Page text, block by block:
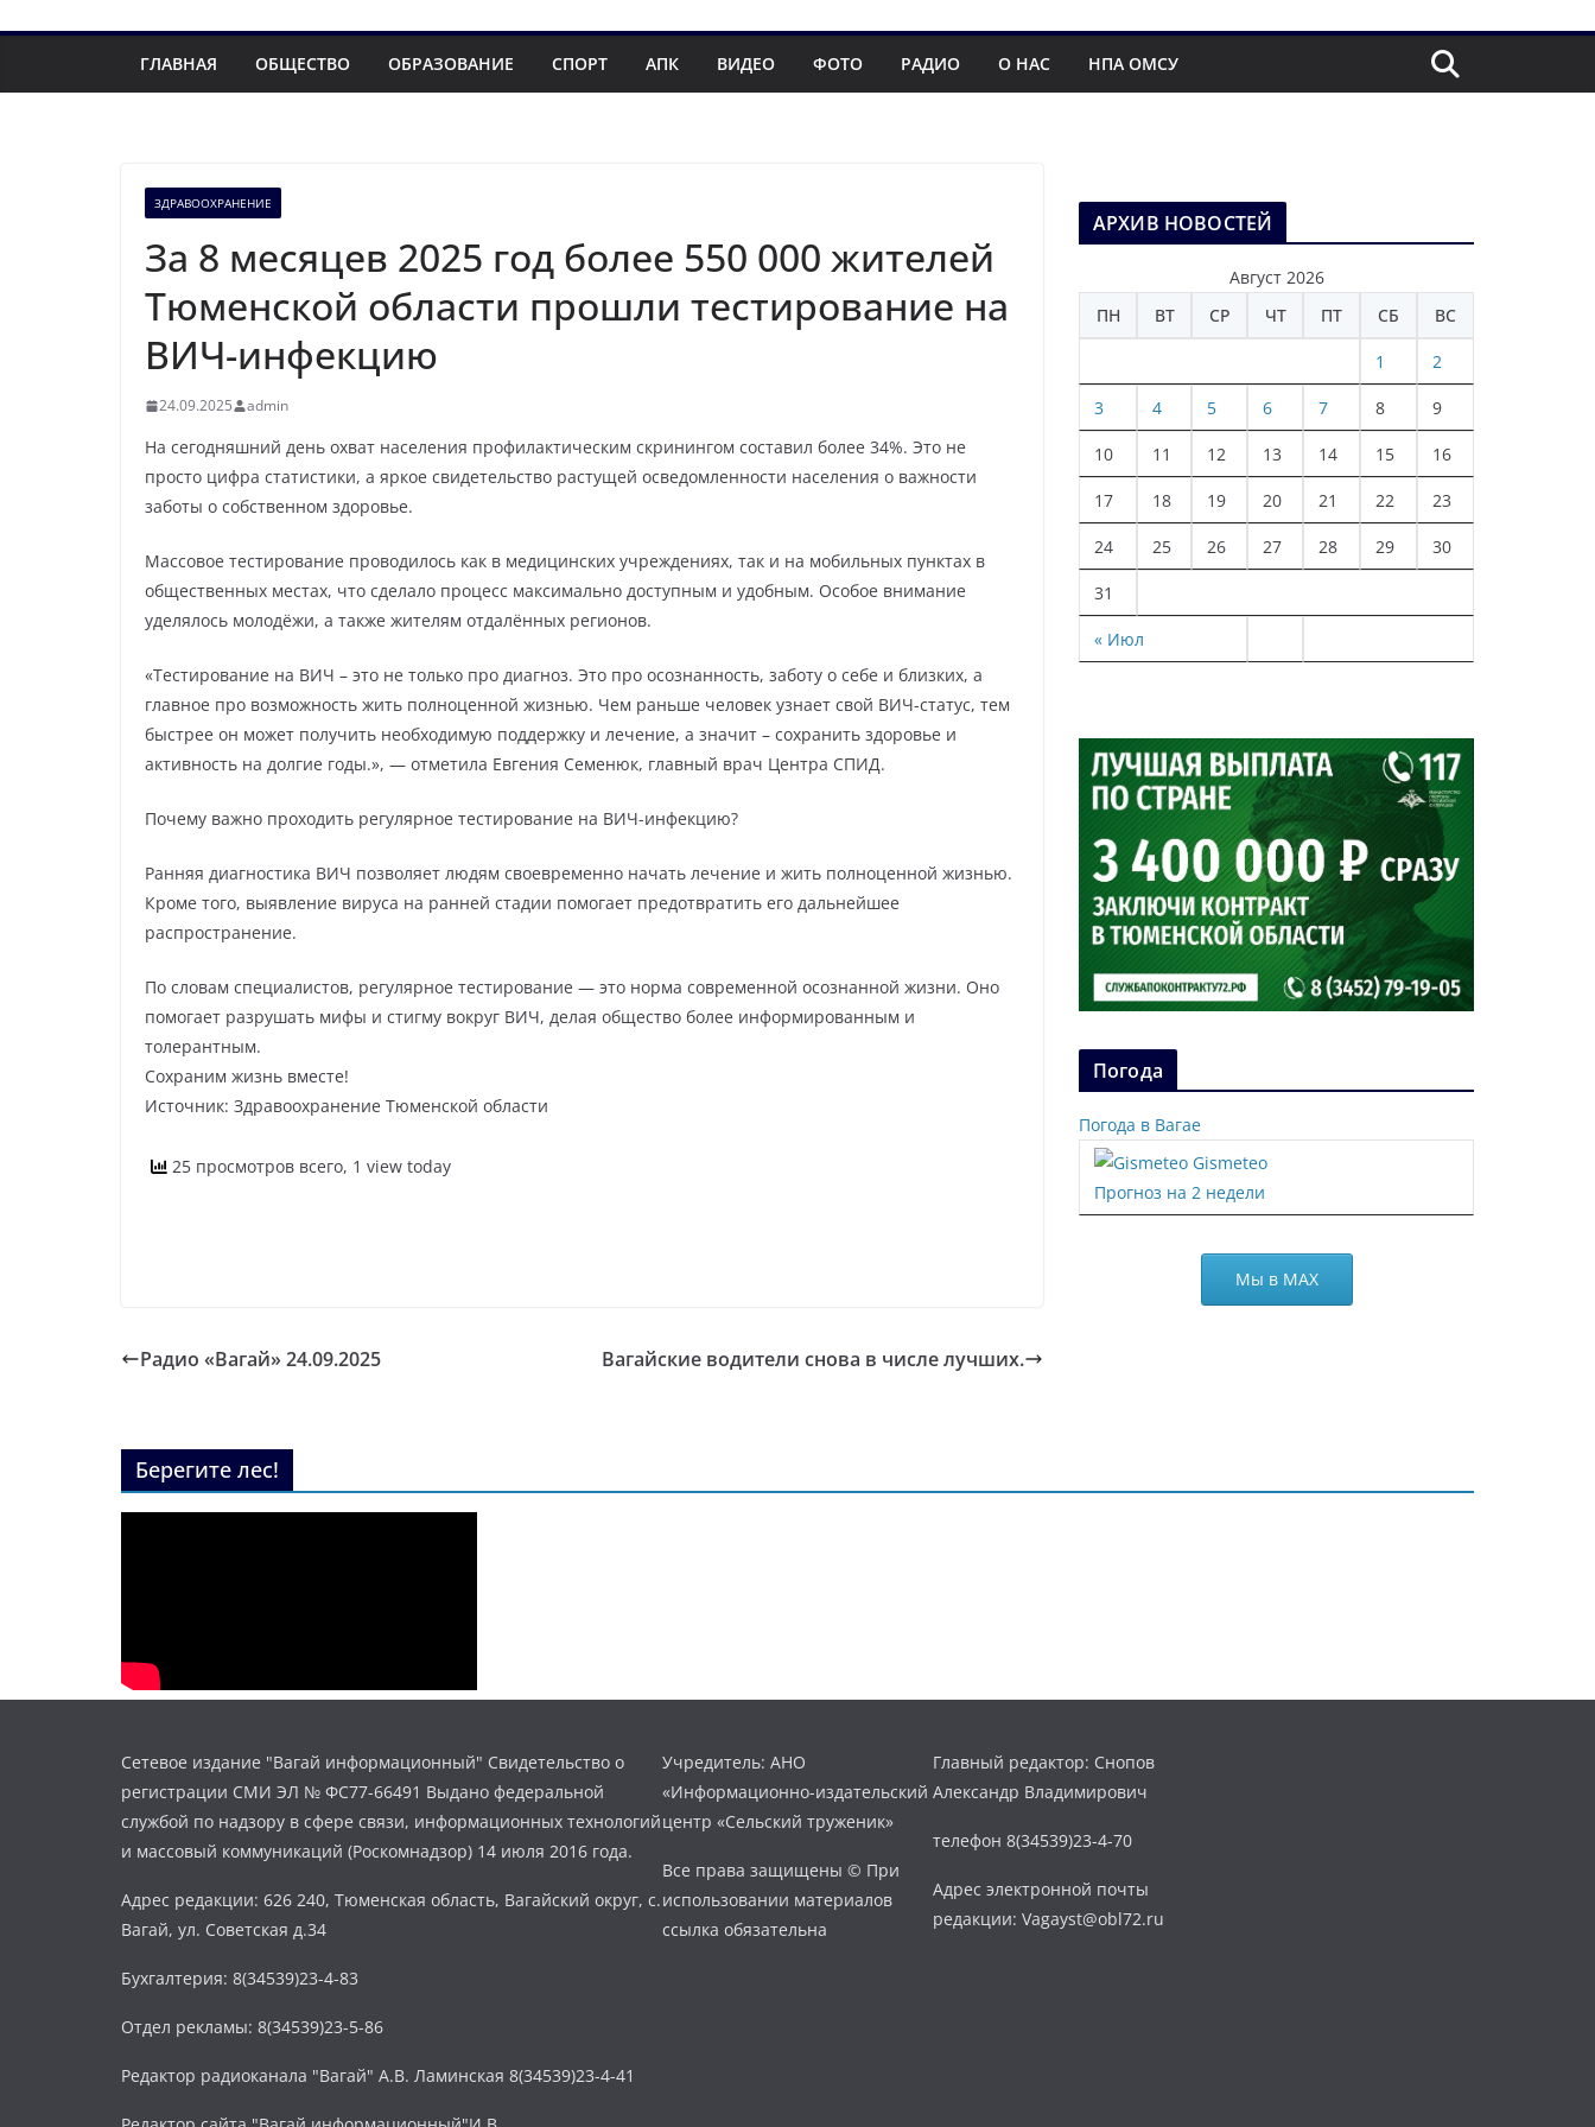
ГЛАВНАЯ ОБЩЕСТВО ОБРАЗОВАНИЕ СПОРТ АПК ВИДЕО ФОТО РАДИО О НАС НПА ОМСУ
ЗДРАВООХРАНЕНИЕ
За 8 месяцев 2025 год более 550 000 жителей
Тюменской области прошли тестирование на
ВИЧ-инфекцию
24.09.2025 admin
На сегодняшний день охват населения профилактическим скринингом составил более 34%. Это не
просто цифра статистики, а яркое свидетельство растущей осведомленности населения о важности
заботы о собственном здоровье.
Массовое тестирование проводилось как в медицинских учреждениях, так и на мобильных пунктах в
общественных местах, что сделало процесс максимально доступным и удобным. Особое внимание
уделялось молодёжи, а также жителям отдалённых регионов.
«Тестирование на ВИЧ – это не только про диагноз. Это про осознанность, заботу о себе и близких, а
главное про возможность жить полноценной жизнью. Чем раньше человек узнает свой ВИЧ-статус, тем
быстрее он может получить необходимую поддержку и лечение, а значит – сохранить здоровье и
активность на долгие годы.», — отметила Евгения Семенюк, главный врач Центра СПИД.
Почему важно проходить регулярное тестирование на ВИЧ-инфекцию?
Ранняя диагностика ВИЧ позволяет людям своевременно начать лечение и жить полноценной жизнью.
Кроме того, выявление вируса на ранней стадии помогает предотвратить его дальнейшее
распространение.
По словам специалистов, регулярное тестирование — это норма современной осознанной жизни. Оно
помогает разрушать мифы и стигму вокруг ВИЧ, делая общество более информированным и
толерантным.
Сохраним жизнь вместе!
Источник: Здравоохранение Тюменской области
25 просмотров всего, 1 view today
Радио «Вагай» 24.09.2025 Вагайские водители снова в числе лучших.
АРХИВ НОВОСТЕЙ
Август 2026
ПН
ВТ СР ЧТ ПТ СБ ВС
« Июл
1 2
3 4 5 6 7 8 9
10 11 12 13 14 15 16
17 18 19 20 21 22 23
24 25 26 27 28 29 30
31
Погода
Погода в Вагае
Gismeteo
Прогноз на 2 недели
Мы в МАХ
Берегите лес!
Сетевое издание "Вагай информационный" Свидетельство о
регистрации СМИ ЭЛ № ФС77-66491 Выдано федеральной
службой по надзору в сфере связи, информационных технологий
и массовый коммуникаций (Роскомнадзор) 14 июля 2016 года.
Адрес редакции: 626 240, Тюменская область, Вагайский округ, с.
Вагай, ул. Советская д.34
Бухгалтерия: 8(34539)23-4-83
Отдел рекламы: 8(34539)23-5-86
Редактор радиоканала "Вагай" А.В. Ламинская 8(34539)23-4-41
Учредитель: АНО
«Информационно-издательский
центр «Сельский труженик»
Все права защищены © При
использовании материалов
ссылка обязательна
Главный редактор: Снопов
Александр Владимирович
телефон 8(34539)23-4-70
Адрес электронной почты
редакции: Vagayst@obl72.ru